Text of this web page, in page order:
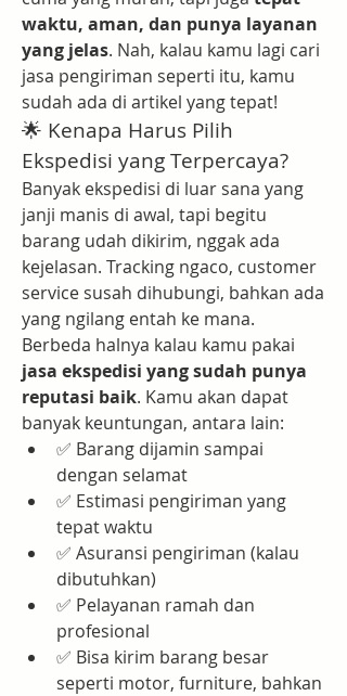
waktu, aman, dan punya layanan
yang jelas. Nah, kalau kamu lagi cari
jasa pengiriman seperti itu, kamu
sudah ada di artikel yang tepat!
🌟 Kenapa Harus Pilih
Ekspedisi yang Terpercaya?
Banyak ekspedisi di luar sana yang
janji manis di awal, tapi begitu
barang udah dikirim, nggak ada
kejelasan. Tracking ngaco, customer
service susah dihubungi, bahkan ada
yang ngilang entah ke mana.
jasa ekspedisi yang sudah punya
reputasi baik. Kamu akan dapat
banyak keuntungan, antara lain:
✅ Barang dijamin sampai
dengan selamat
✅ Estimasi pengiriman yang
tepat waktu
✅ Asuransi pengiriman (kalau
dibutuhkan)
✅ Pelayanan ramah dan
profesional
✅ Bisa kirim barang besar
seperti motor, furniture, bahkan